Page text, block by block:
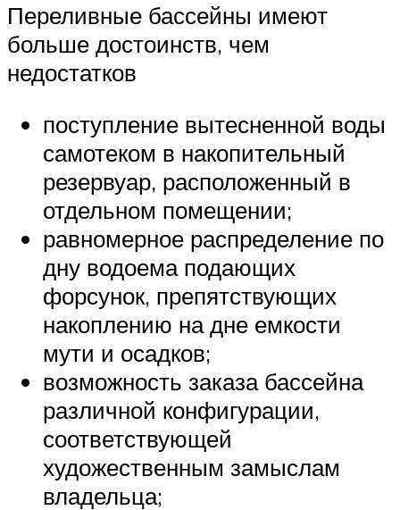
Переливные бассейны имеют
больше достоинств, чем
недостатков
поступление вытесненной воды
самотеком в накопительный
резервуар, расположенный в
отдельном помещении;
равномерное распределение по
дну водоема подающих
форсунок, препятствующих
накоплению на дне емкости
мути и осадков;
возможность заказа бассейна
различной конфигурации,
соответствующей
художественным замыслам
владельца;